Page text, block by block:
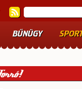
BŰNÜGY